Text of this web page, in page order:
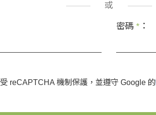
或
密碼 * ：
reCAPTCHA 機制保護，並遵守 Google 的